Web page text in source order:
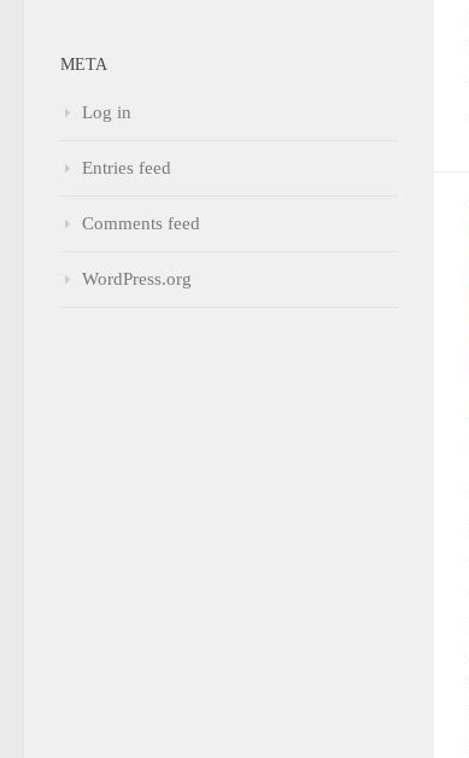
META
Log in
Entries feed
Comments feed
WordPress.org